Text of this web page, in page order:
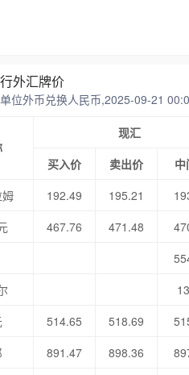
外汇牌价
位外币兑换人民币,2025-09-21
现汇
买入价
卖出价
192.49 195.21
467.76 471.48
514.65 518.69
891.47 898.36